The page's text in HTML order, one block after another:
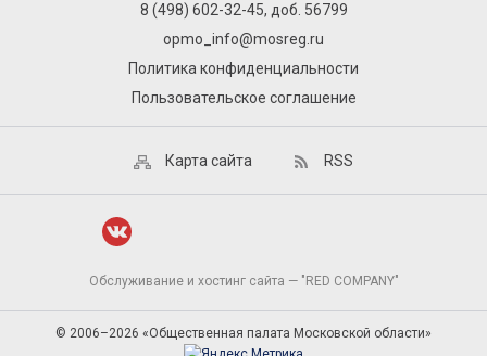
8 (498) 602-32-45, доб. 56799
opmo_info@mosreg.ru
Политика конфиденциальности
Пользовательское соглашение
Карта сайта RSS
Обслуживание и хостинг сайта — "RED COMPANY"
© 2006–2026 «Общественная палата Московской области»